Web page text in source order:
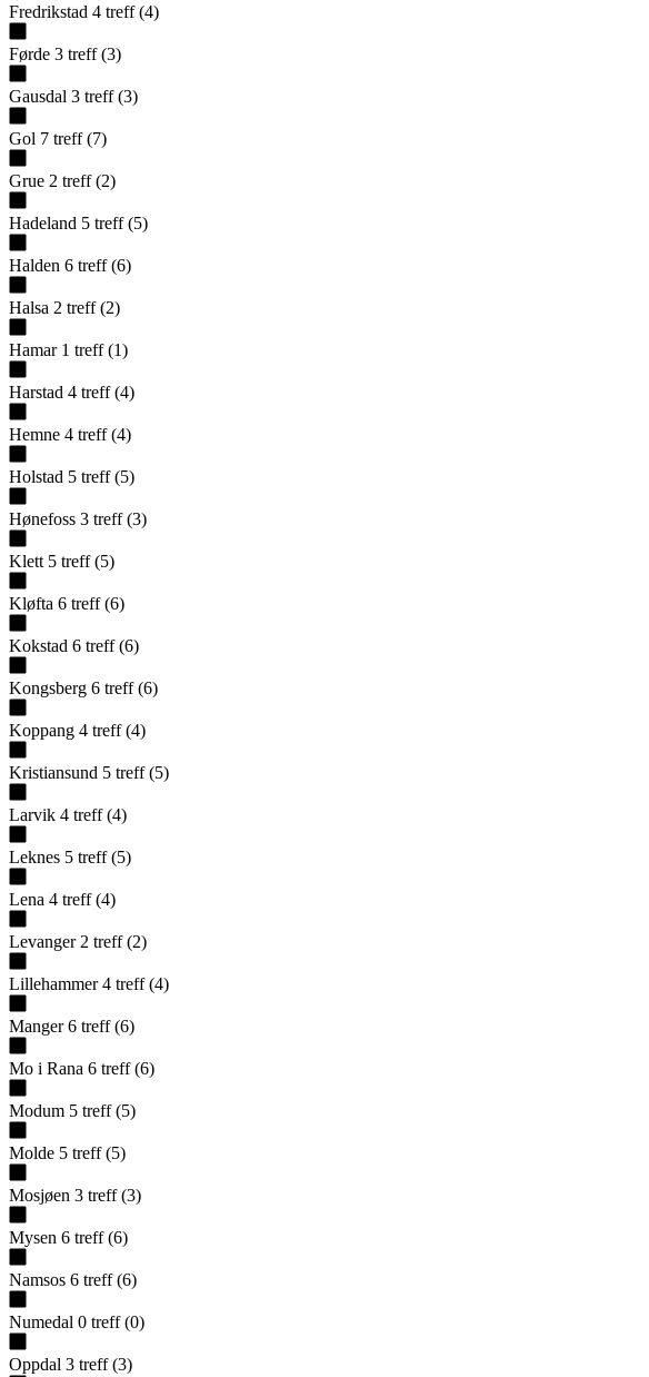
Fredrikstad 4 treff (4)
Førde 3 treff (3)
Gausdal 3 treff (3)
Gol 7 treff (7)
Grue 2 treff (2)
Hadeland 5 treff (5)
Halden 6 treff (6)
Halsa 2 treff (2)
Hamar 1 treff (1)
Harstad 4 treff (4)
Hemne 4 treff (4)
Holstad 5 treff (5)
Hønefoss 3 treff (3)
Klett 5 treff (5)
Kløfta 6 treff (6)
Kokstad 6 treff (6)
Kongsberg 6 treff (6)
Koppang 4 treff (4)
Kristiansund 5 treff (5)
Larvik 4 treff (4)
Leknes 5 treff (5)
Lena 4 treff (4)
Levanger 2 treff (2)
Lillehammer 4 treff (4)
Manger 6 treff (6)
Mo i Rana 6 treff (6)
Modum 5 treff (5)
Molde 5 treff (5)
Mosjøen 3 treff (3)
Mysen 6 treff (6)
Namsos 6 treff (6)
Numedal 0 treff (0)
Oppdal 3 treff (3)